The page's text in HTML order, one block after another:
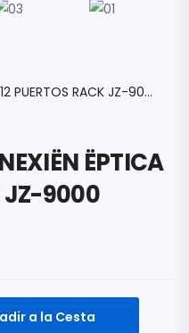
ODF PANEL DE CONEXIËN ËPTICA 12 PUERTOS RACK JZ-9000
ËPTICA
JZ-9000
a la Cesta